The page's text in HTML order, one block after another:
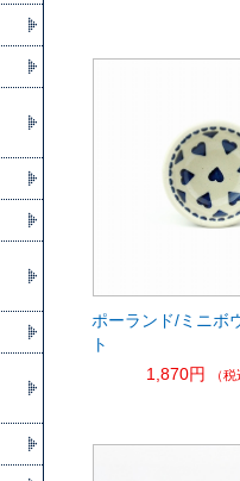
ポーランド/ミニボ
ト
1,870円
（